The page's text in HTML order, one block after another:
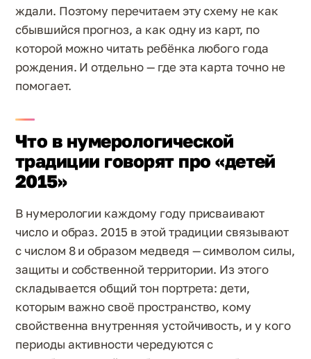
ждали. Поэтому перечитаем эту схему не как
сбывшийся прогноз, а как одну из карт, по
которой можно читать ребёнка любого года
рождения. И отдельно — где эта карта точно не
помогает.
Что в нумерологической
традиции говорят про «детей
2015»
В нумерологии каждому году присваивают
число и образ. 2015 в этой традиции связывают
с числом 8 и образом медведя — символом силы,
защиты и собственной территории. Из этого
складывается общий тон портрета: дети,
которым важно своё пространство, кому
свойственна внутренняя устойчивость, и у кого
периоды активности чередуются с